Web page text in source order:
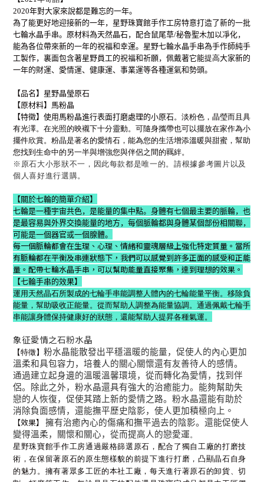
2020年對大家來說都是難忘的一年。
為了能更好地迎接新的一年，星野珠寶館手作工房特意打造了新的一批
七輪水晶手串。原材料為天然晶石，配合鼠尾草/秘魯聖木加以凈化，
能為各位帶來新的一年的祝福和幸運。星野七輪水晶手串為手作師純手
工製作，裏面包含著星野員工的祝福和祈願，佩戴著它能提高大家新的
一年的財運、愛情運、健康運、事業運等各種運氣和勢頭。
【品名 】星野晶瑩原石
【原材料】馬粉晶
【特徵】使用馬粉晶進行表面打磨處理的小原石。淡粉色，晶瑩而且具
有光澤。在光照的映襯下十分靈動。可隨身攜帶也可以擺放在家作為小
擺件欣賞。粉晶是著名的愛情石，能為您的生活增添溫暖與甜蜜，幫助
您找到生命中的另一半與增強您與伴侶之間的羈絆。
※原石大小形狀不一，因此每款都是唯一的。請根據參考圖片以及
個人喜好進行選購。
【 關於七輪的簡單介紹】
七輪是一種宇宙共色，是能量的集中點。身體有七個最主要的脈輪，也
是最容易與外界交換能量的地方，每個脈輪都與身體某個部份相關聯，
可能是一個器官或一個腺體。
每一個脈輪都會在生理、心理、情緒和靈魂層級上強化特定質量。當所
有脈輪都在平衡及串連狀態下，我們可以感覺到許多正面的感受和正能
量。配帶七輪水晶手串，可以幫助能量直接聚集，達到理想的效果。
【七輪手串的效果】
運用天然晶石所製成的七輪手串能調整人體內的七輪能量平衡。移除負
能量，幫助吸收正能量。從而幫助人調整為能量協調。通過佩戴七輪手
串能讓身體保持健康好的狀態，還能幫助人提昇各種氣運。
象征愛情之石粉水晶
【特徵】 粉水晶能散發出平穩溫暖的能量，促使人的內心更加
溫柔和具包容力，培養人的關心關懷還有友善待人的感情。
通過建立起身邊的溫暖溫馨環境，從而轉化為愛情，找到伴
侶。除此之外，粉水晶還具有強大的治癒能力。能夠幫助失
戀的人恢復，促使其踏上新的愛情之路。粉水晶還能有助於
消除負面感情，還能撫平歷史陰影，使人更加積極向上 。
【效果】 擁有治癒內心的傷痛和撫平過去的陰影。還能促使人
變得溫柔，關懷和關心，從而提高人的戀愛運。
星野珠寶館手作工房通過嚴格篩選原石，配合了獨自工廠的打磨技
術，在保留著原石的原生態樣貌的前提下進行打磨，凸顯晶石自身
的魅力。擁有著眾多工匠的本社工廠，每天進行著原石的卸貨、切